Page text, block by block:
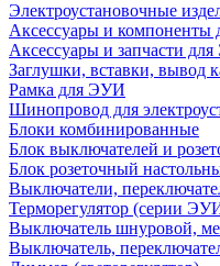
Электроустановочные
Аксессуары и
Аксессуары и запчасти
Заглушки, вставки, вывод
Рамка для ЭУИ
Шинопровод для
Блоки комбинированные
Блок выключателей и
Блок розеточный
Выключатели,
Терморегулятор (серии
Выключатель шнуровой,
Выключатель,